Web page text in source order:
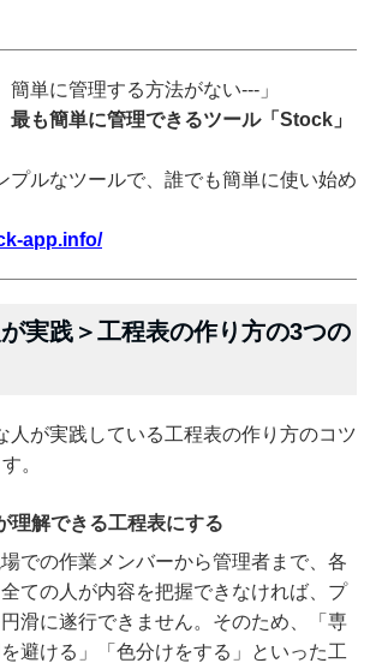
簡単に管理する方法がない---」
最も簡単に管理できるツール「Stock」
プルなツールで、誰でも簡単に使い始め
app.info/
実践＞工程表の作り方の3つの
人が実践している工程表の作り方のコツ
。
理解できる工程表にする
での作業メンバーから管理者まで、各
ての人が内容を把握できなければ、プ
滑に遂行できません。そのため、「専
避ける」「色分けをする」といった工